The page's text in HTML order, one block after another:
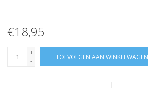
€18,95
+
-
TOEVOEGEN AAN WINKELWAGEN